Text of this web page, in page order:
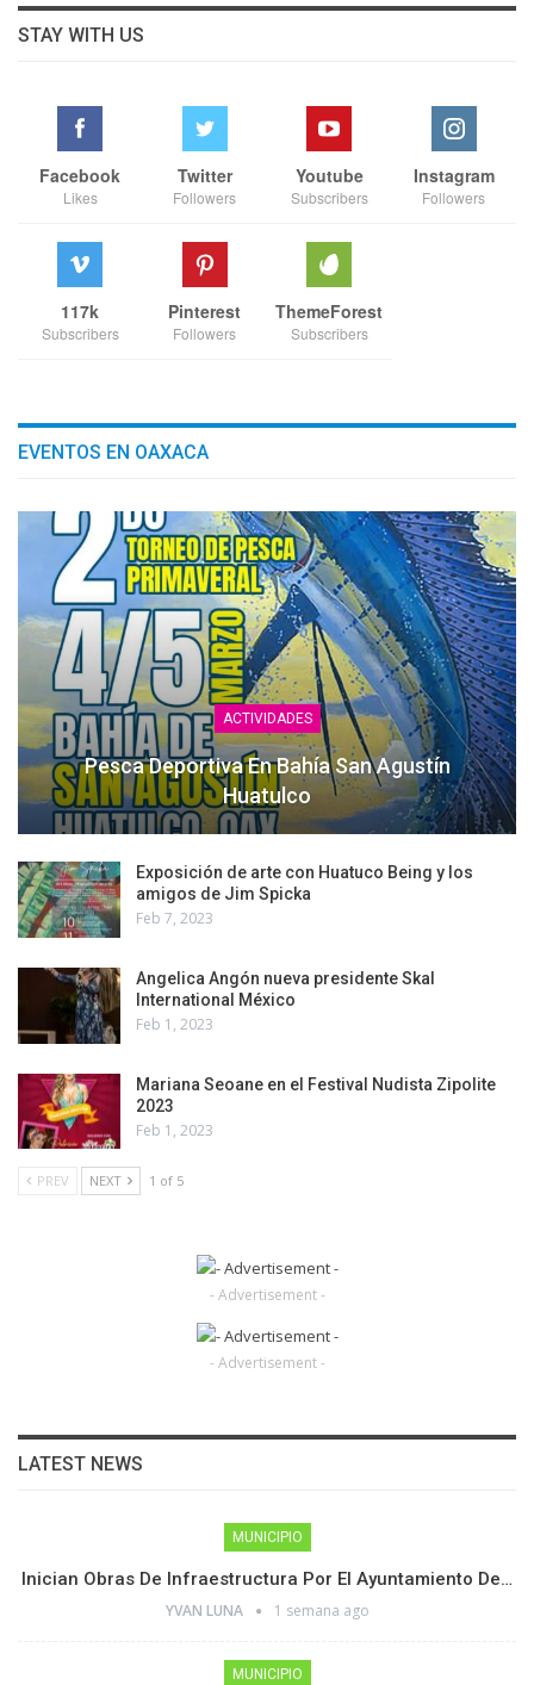
STAY WITH US
Facebook
Likes
Twitter
Followers
Youtube
Subscribers
Instagram
Followers
117k
Subscribers
Pinterest
Followers
ThemeForest
Subscribers
EVENTOS EN OAXACA
ACTIVIDADES
Pesca Deportiva En Bahía San Agustín
Huatulco
Exposición de arte con Huatuco Being y los
amigos de Jim Spicka
Feb 7, 2023
Angelica Angón nueva presidente Skal
International México
Feb 1, 2023
Mariana Seoane en el Festival Nudista Zipolite
2023
Feb 1, 2023
PREV NEXT 1 of 5
- Advertisement -
- Advertisement -
LATEST NEWS
MUNICIPIO
Inician Obras De Infraestructura Por El Ayuntamiento De…
YVAN LUNA 1 semana ago
MUNICIPIO